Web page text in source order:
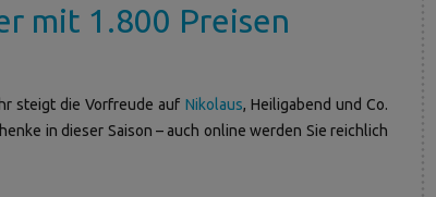
mit 1.800 Preisen
steigt die Vorfreude auf Nikolaus, Heiligabend und Co.
in dieser Saison – auch online werden Sie reichlich